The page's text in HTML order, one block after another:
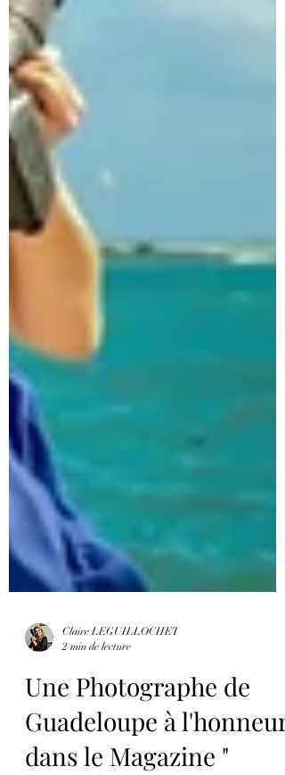
Claire LEGUILLOCHET
2 min de lecture
Une Photographe de